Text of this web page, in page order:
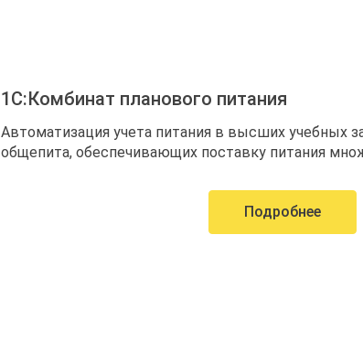
1С:Комбинат планового питания
Автоматизация учета питания в высших учебных
общепита, обеспечивающих поставку питания
Подробнее